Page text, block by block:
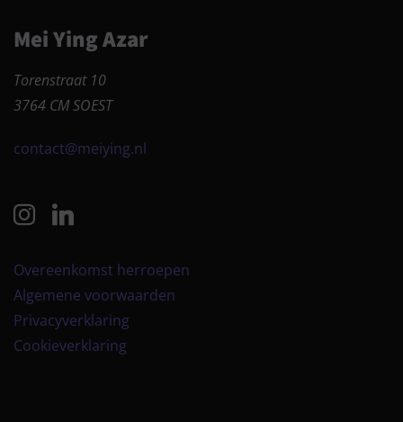
Mei Ying Azar
Torenstraat 10
3764 CM SOEST
contact@meiying.nl
Overeenkomst herroepen
Algemene voorwaarden
Privacyverklaring
Cookieverklaring